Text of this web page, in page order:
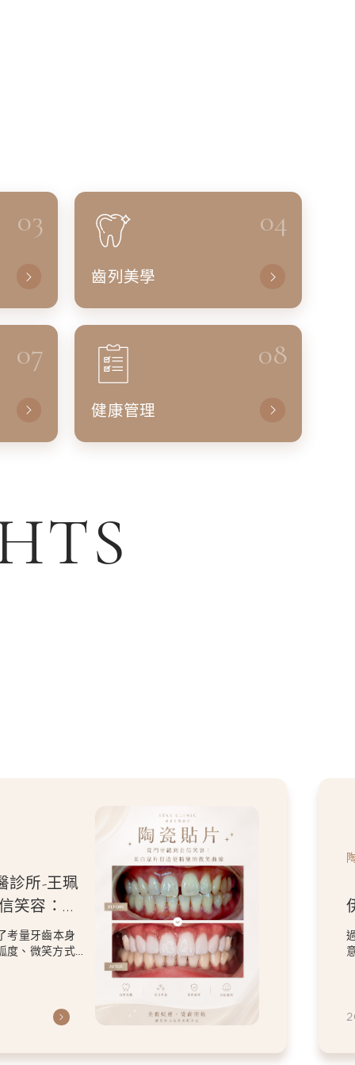
03 04
齒列美學
07 08
健康管理
瓷貼片】星采牙醫診所-王珮
師-「我不要把虎牙磨
」，一場保留個人特色的微
計
全瓷冠與陶瓷貼片的設計，改善了原本在
色與修復問題，卻依然保留患者喜歡的